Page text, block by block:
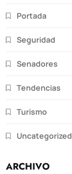
Portada
Seguridad
Senadores
Tendencias
Turismo
Uncategorized
ARCHIVO